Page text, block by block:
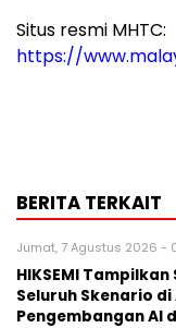
Situs resmi MHTC:
https://
BERITA TERKAIT
Jumat, 7 Agustus 2026 -
HIKSEMI
Seluruh Skenario
Pengembangan AI